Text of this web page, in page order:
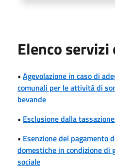
Elenco
• Agevolazione in caso di
comunali per le attività di
bevande
• Esclusione dalla
• Esenzione del pagamento
domestiche in condizione di
sociale